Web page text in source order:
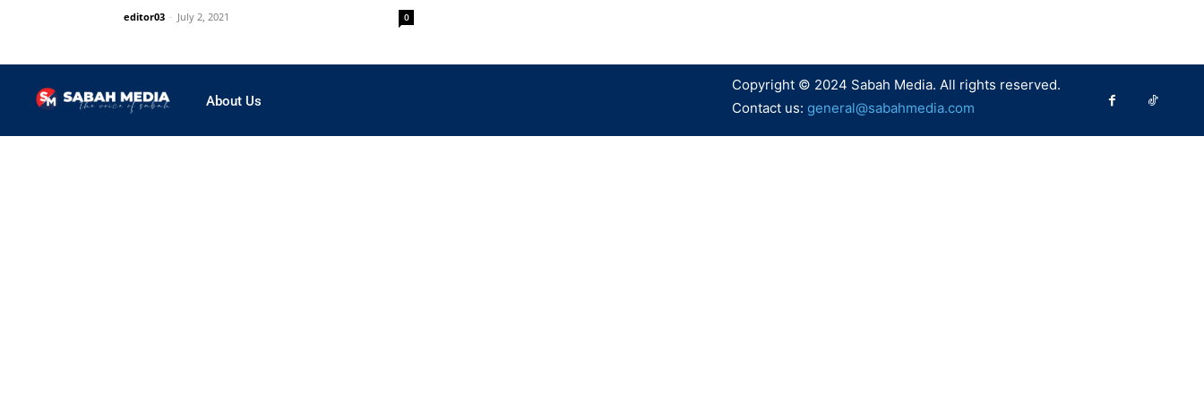
editor03 - July 2, 2021 0
About Us
Copyright © 2024 Sabah Media. All rights reserved.
Contact us: general@sabahmedia.com